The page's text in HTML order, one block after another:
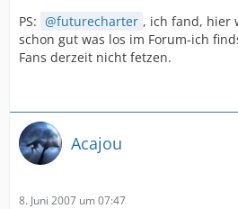
PS:
futurecharter , ich fand, hier
schon gut was los im Forum-ich
Fans derzeit nicht fetzen.
Acajou
8. Juni 2007 um 07:47